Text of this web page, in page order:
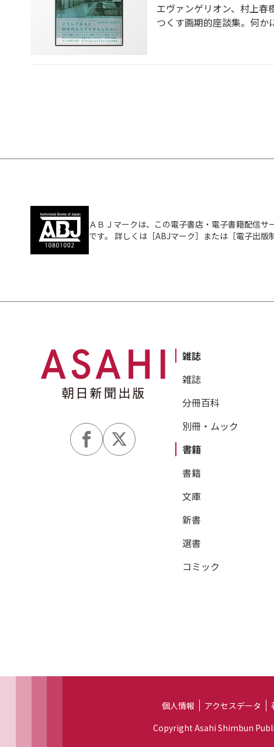
エヴァンゲリオン、村上
つくす画期的座談集。何か
ＡＢＪマークは、この電子書店・電子書籍配信
です。 詳しくは［ABJマーク］または［電子出
雑誌
雑誌
分冊百科
別冊・ムック
書籍
書籍
文庫
新書
選書
コミック
個人情報 アクセスデータ
Copyright Asahi Shimbun